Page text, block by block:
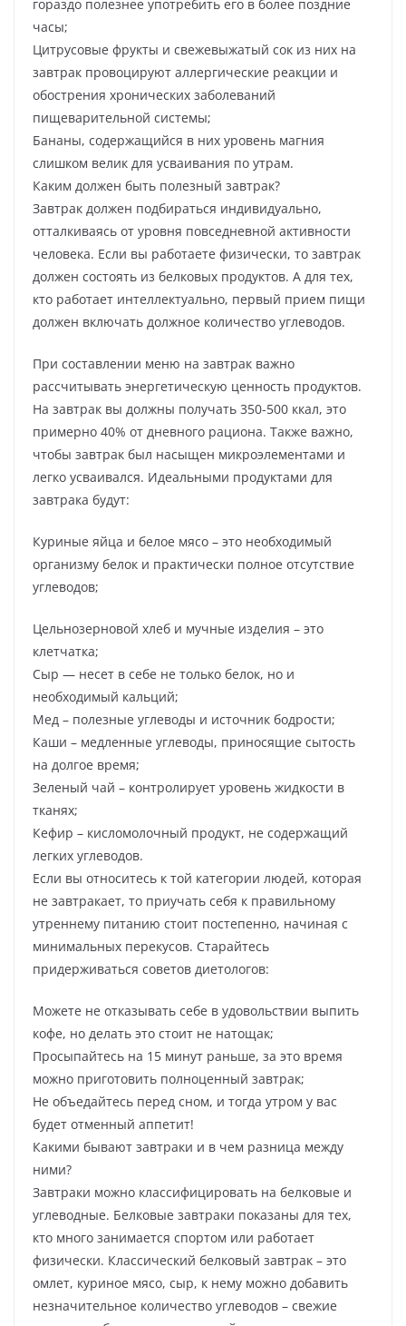
гораздо полезнее употребить его в более поздние
часы;
Цитрусовые фрукты и свежевыжатый сок из них на
завтрак провоцируют аллергические реакции и
обострения хронических заболеваний
пищеварительной системы;
Бананы, содержащийся в них уровень магния
слишком велик для усваивания по утрам.
Каким должен быть полезный завтрак?
Завтрак должен подбираться индивидуально,
отталкиваясь от уровня повседневной активности
человека. Если вы работаете физически, то завтрак
должен состоять из белковых продуктов. А для тех,
кто работает интеллектуально, первый прием пищи
должен включать должное количество углеводов.
При составлении меню на завтрак важно
рассчитывать энергетическую ценность продуктов.
На завтрак вы должны получать 350-500 ккал, это
примерно 40% от дневного рациона. Также важно,
чтобы завтрак был насыщен микроэлементами и
легко усваивался. Идеальными продуктами для
завтрака будут:
Куриные яйца и белое мясо – это необходимый
организму белок и практически полное отсутствие
углеводов;
Цельнозерновой хлеб и мучные изделия – это
клетчатка;
Сыр — несет в себе не только белок, но и
необходимый кальций;
Мед – полезные углеводы и источник бодрости;
Каши – медленные углеводы, приносящие сытость
на долгое время;
Зеленый чай – контролирует уровень жидкости в
тканях;
Кефир – кисломолочный продукт, не содержащий
легких углеводов.
Если вы относитесь к той категории людей, которая
не завтракает, то приучать себя к правильному
утреннему питанию стоит постепенно, начиная с
минимальных перекусов. Старайтесь
придерживаться советов диетологов:
Можете не отказывать себе в удовольствии выпить
кофе, но делать это стоит не натощак;
Просыпайтесь на 15 минут раньше, за это время
можно приготовить полноценный завтрак;
Не объедайтесь перед сном, и тогда утром у вас
будет отменный аппетит!
Какими бывают завтраки и в чем разница между
ними?
Завтраки можно классифицировать на белковые и
углеводные. Белковые завтраки показаны для тех,
кто много занимается спортом или работает
физически. Классический белковый завтрак – это
омлет, куриное мясо, сыр, к нему можно добавить
незначительное количество углеводов – свежие